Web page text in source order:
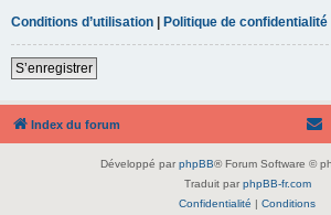
Conditions d’utilisation | Politique de confidentialité
S’enregistrer
Index du forum
Développé par phpBB® Forum Software ©
Traduit par phpBB-fr.com
Confidentialité | Conditions